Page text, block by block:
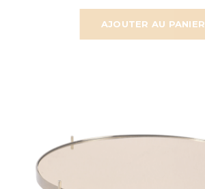
AJOUTER AU PANIER